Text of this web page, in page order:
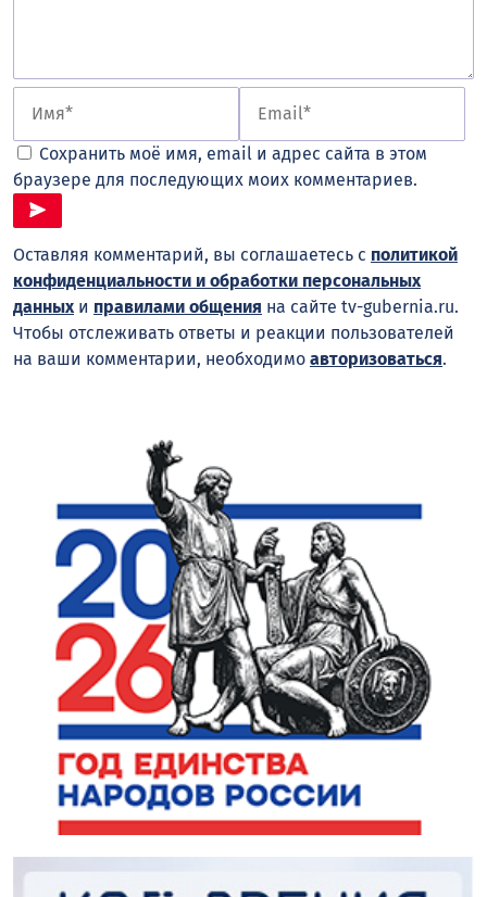
Сохранить моё имя, email и адрес сайта в этом
браузере для последующих моих комментариев.
Оставляя комментарий, вы соглашаетесь с политикой
конфиденциальности и обработки персональных
данных и правилами общения на сайте tv-gubernia.ru.
Чтобы отслеживать ответы и реакции пользователей
на ваши комментарии, необходимо авторизоваться.